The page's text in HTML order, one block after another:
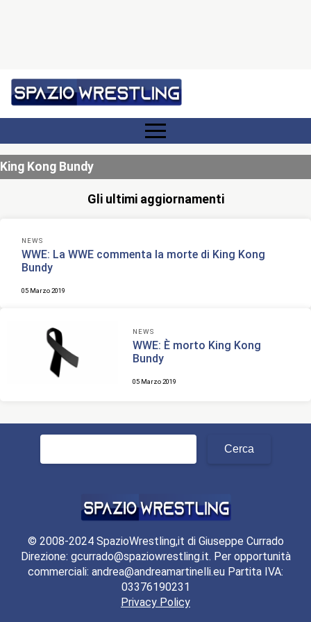
King Kong Bundy
Gli ultimi aggiornamenti
NEWS
WWE: La WWE commenta la morte di King Kong
Bundy
05 Marzo 2019
NEWS
WWE: È morto King Kong
Bundy
05 Marzo 2019
Ricerca
© 2008-2024 SpazioWrestling,it di Giuseppe Currado
Direzione: gcurrado@spaziowrestling.it. Per opportunità
commerciali: andrea@andreamartinelli.eu Partita IVA:
03376190231
Privacy Policy